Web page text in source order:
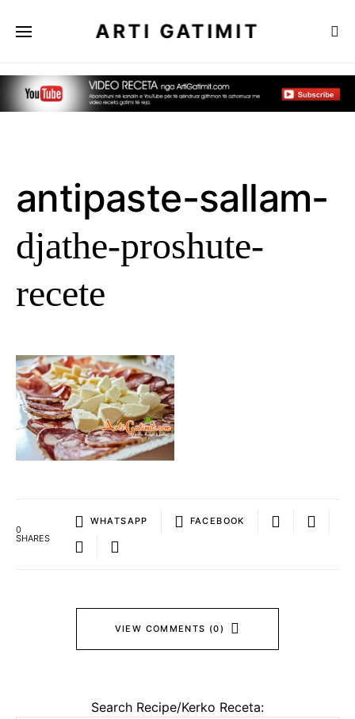
ARTI GATIMIT
antipaste-sallam-
djathe-proshute-
recete
0
SHARES
WHATSAPP FACEBOOK
VIEW COMMENTS (0)
Search Recipe/Kerko Receta: